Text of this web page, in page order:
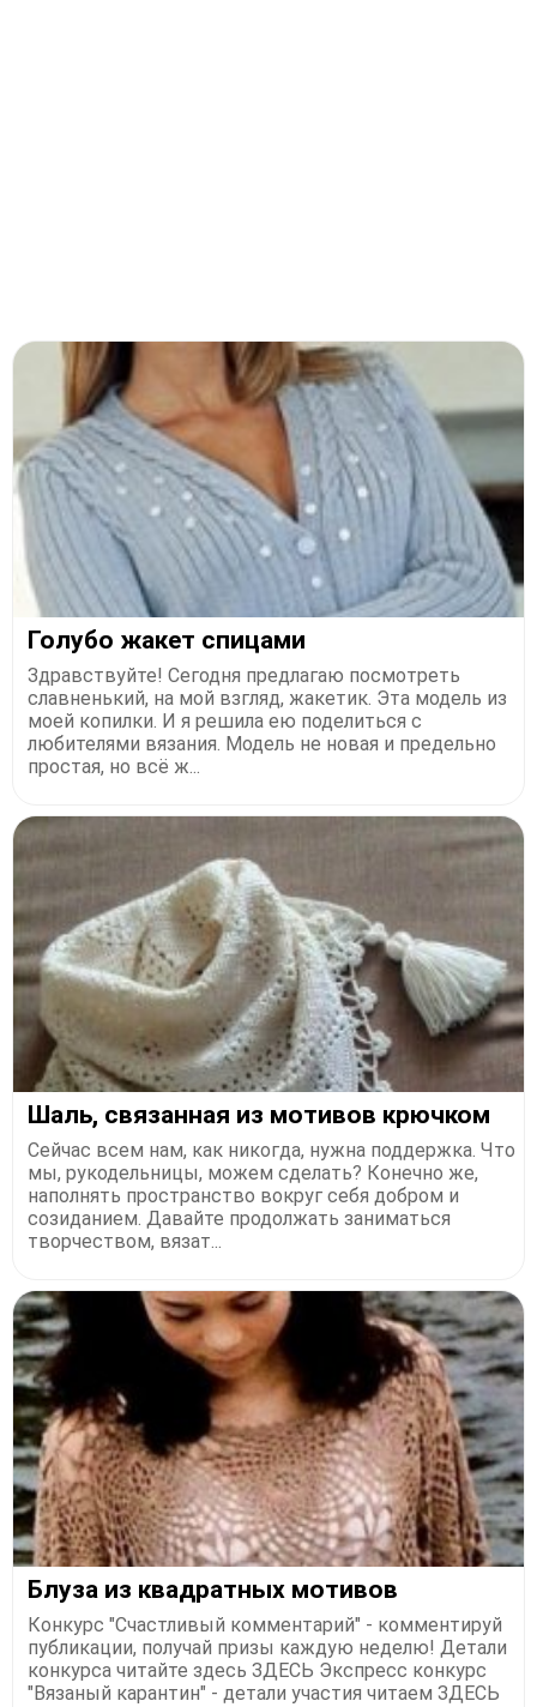
Голубо жакет спицами
Здравствуйте! Сегодня предлагаю посмотреть
славненький, на мой взгляд, жакетик. Эта модель из
моей копилки. И я решила ею поделиться с
любителями вязания. Модель не новая и предельно
простая, но всё ж...
Шаль, связанная из мотивов крючком
Сейчас всем нам, как никогда, нужна поддержка. Что
мы, рукодельницы, можем сделать? Конечно же,
наполнять пространство вокруг себя добром и
созиданием. Давайте продолжать заниматься
творчеством, вязат...
Блуза из квадратных мотивов
Конкурс "Счастливый комментарий" - комментируй
публикации, получай призы каждую неделю! Детали
конкурса читайте здесь ЗДЕСЬ Экспресс конкурс
"Вязаный карантин" - детали участия читаем ЗДЕСЬ